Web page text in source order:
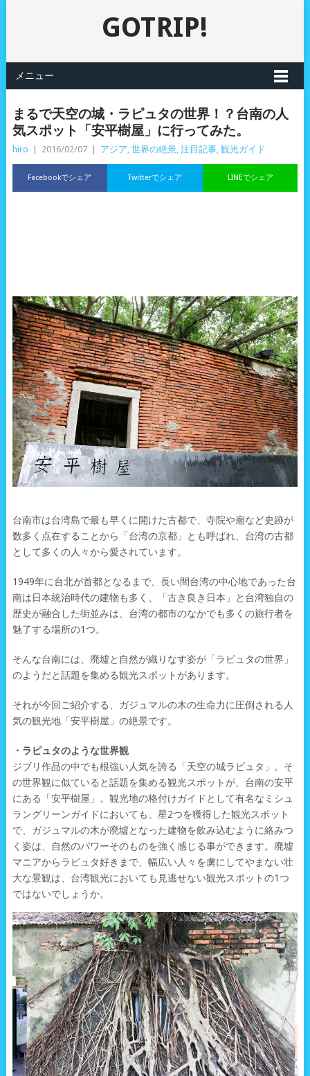
GOTRIP!
メニュー
まるで天空の城・ラピュタの世界！？台南の人
気スポット「安平樹屋」に行ってみた。
hiro 2016/02/07 アジア, 世界の絶景, 注目記事, 観光ガイド
Facebookでシェア LINEでシェア
Twitterでシェア
台南市は台湾島で最も早くに開けた古都で、寺院や廟など史跡が
数多く点在することから「台湾の京都」とも呼ばれ、台湾の古都
として多くの人々から愛されています。
1949年に台北が首都となるまで、長い間台湾の中心地であった台
南は日本統治時代の建物も多く、「古き良き日本」と台湾独自の
歴史が融合した街並みは、台湾の都市のなかでも多くの旅行者を
魅了する場所の1つ。
そんな台南には、廃墟と自然が織りなす姿が「ラピュタの世界」
のようだと話題を集める観光スポットがあります。
それが今回ご紹介する、ガジュマルの木の生命力に圧倒される人
気の観光地「安平樹屋」の絶景です。
・ラピュタのような世界観
ジブリ作品の中でも根強い人気を誇る「天空の城ラピュタ」。そ
の世界観に似ていると話題を集める観光スポットが、台南の安平
にある「安平樹屋」。観光地の格付けガイドとして有名なミシュ
ラングリーンガイドにおいても、星2つを獲得した観光スポット
で、ガジュマルの木が廃墟となった建物を飲み込むように絡みつ
く姿は、自然のパワーそのものを強く感じる事ができます。廃墟
マニアからラピュタ好きまで、幅広い人々を虜にしてやまない壮
大な景観は、台湾観光においても見逃せない観光スポットの1つ
ではないでしょうか。